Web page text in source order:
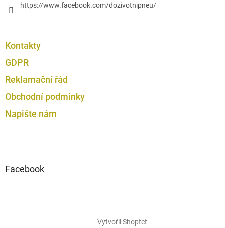
https://www.facebook.com/dozivotnipneu/
Kontakty
GDPR
Reklamační řád
Obchodní podmínky
Napište nám
Facebook
Vytvořil Shoptet